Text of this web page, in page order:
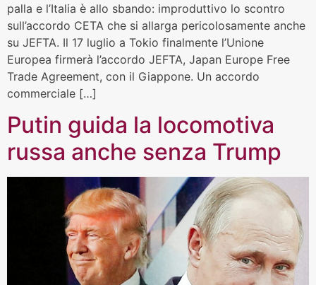
palla e l’Italia è allo sbando: improduttivo lo scontro
sull’accordo CETA che si allarga pericolosamente anche
su JEFTA. Il 17 luglio a Tokio finalmente l’Unione
Europea firmerà l’accordo JEFTA, Japan Europe Free
Trade Agreement, con il Giappone. Un accordo
commerciale […]
Putin guida la locomotiva
russa anche senza Trump